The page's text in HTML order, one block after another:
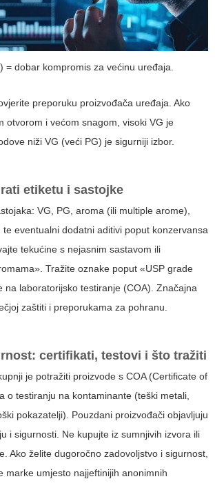
= dobar kompromis za većinu uređaja.
preporuku proizvođača uređaja. Ako
otvorom i većom snagom, visoki VG je
niži VG (veći PG) je sigurniji izbor.
etiketu i sastojke
VG, PG, aroma (ili multiple arome),
eventualni dodatni aditivi poput konzervansa
tekućine s nejasnim sastavom ili
Tražite oznake poput «USP grade
na laboratorijsko testiranje (COA). Značajna
zaštiti i preporukama za pohranu.
certifikati, testovi i što tražiti
je potražiti proizvode s COA (Certificate of
o testiranju na kontaminante (teški metali,
pokazatelji). Pouzdani proizvođači objavljuju
i sigurnosti. Ne kupujte iz sumnjivih izvora ili
Ako želite dugoročno zadovoljstvo i sigurnost,
marke umjesto najjeftinijih anonimnih